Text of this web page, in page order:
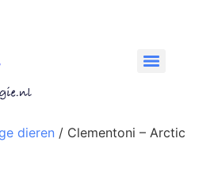
dieren / Clementoni – Arctic